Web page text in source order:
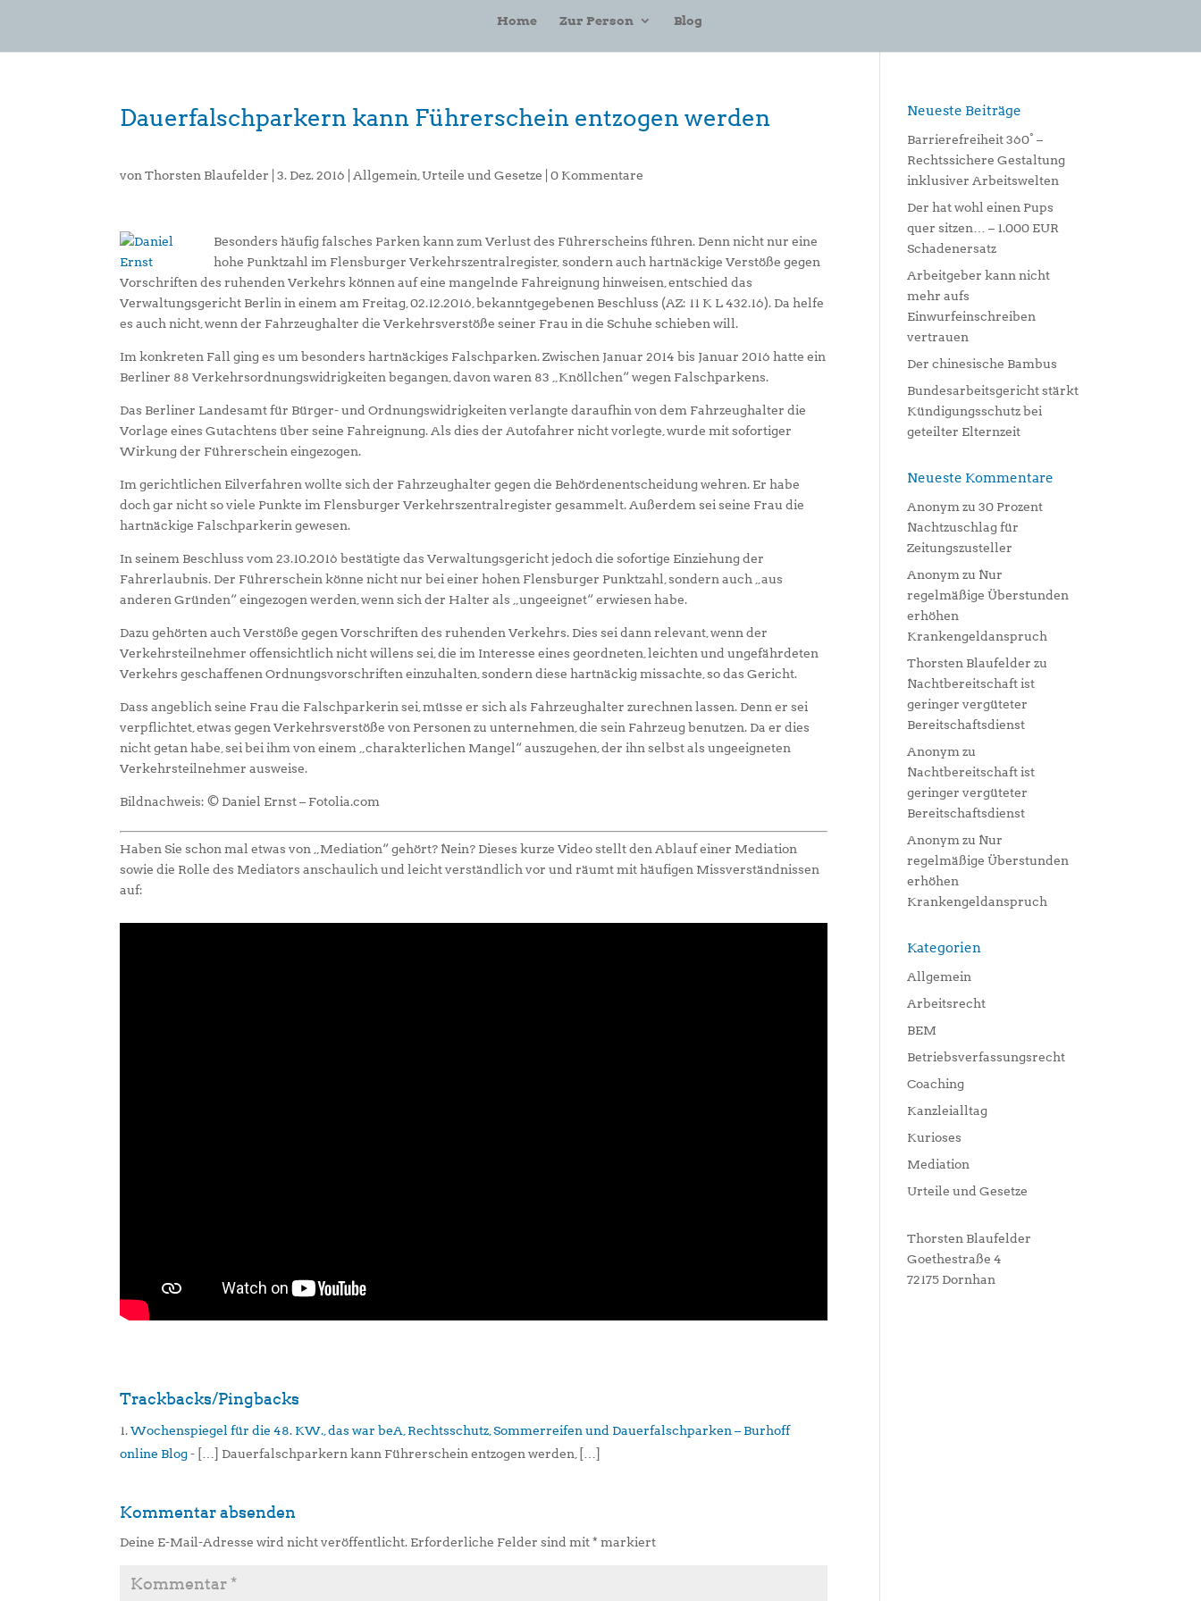
Home Zur Person Blog
Dauerfalschparkern kann Führerschein entzogen werden
vonThorsten Blaufelder |3. Dez. 2016 Allgemein ,Urteile und Gesetze |0 Kommentare
Besonders häufig falsches Parken kann zum Verlust des Führerscheins führen. Denn nicht nur eine
hohe Punktzahl im Flensburger Verkehrszentralregister, sondern auch hartnäckige Verstöße gegen
Vorschriften des ruhenden Verkehrs können auf eine mangelnde Fahreignung hinweisen, entschied das
Verwaltungsgericht Berlin in einem am Freitag, 02.12.2016, bekanntgegebenen Beschluss (AZ: 11 K L 432.16). Da helfe
es auch nicht, wenn der Fahrzeughalter die Verkehrsverstöße seiner Frau in die Schuhe schieben will.
Im konkreten Fall ging es um besonders hartnäckiges Falschparken. Zwischen Januar 2014 bis Januar 2016 hatte ein
Berliner 88 Verkehrsordnungswidrigkeiten begangen, davon waren 83 „Knöllchen“ wegen Falschparkens.
Das Berliner Landesamt für Bürger- und Ordnungswidrigkeiten verlangte daraufhin von dem Fahrzeughalter die
Vorlage eines Gutachtens über seine Fahreignung. Als dies der Autofahrer nicht vorlegte, wurde mit sofortiger
Wirkung der Führerschein eingezogen.
Im gerichtlichen Eilverfahren wollte sich der Fahrzeughalter gegen die Behördenentscheidung wehren. Er habe
doch gar nicht so viele Punkte im Flensburger Verkehrszentralregister gesammelt. Außerdem sei seine Frau die
hartnäckige Falschparkerin gewesen.
In seinem Beschluss vom 23.10.2016 bestätigte das Verwaltungsgericht jedoch die sofortige Einziehung der
Fahrerlaubnis. Der Führerschein könne nicht nur bei einer hohen Flensburger Punktzahl, sondern auch „aus
anderen Gründen“ eingezogen werden, wenn sich der Halter als „ungeeignet“ erwiesen habe.
Dazu gehörten auch Verstöße gegen Vorschriften des ruhenden Verkehrs. Dies sei dann relevant, wenn der
Verkehrsteilnehmer offensichtlich nicht willens sei, die im Interesse eines geordneten, leichten und ungefährdeten
Verkehrs geschaffenen Ordnungsvorschriften einzuhalten, sondern diese hartnäckig missachte, so das Gericht.
Dass angeblich seine Frau die Falschparkerin sei, müsse er sich als Fahrzeughalter zurechnen lassen. Denn er sei
verpflichtet, etwas gegen Verkehrsverstöße von Personen zu unternehmen, die sein Fahrzeug benutzen. Da er dies
nicht getan habe, sei bei ihm von einem „charakterlichen Mangel“ auszugehen, der ihn selbst als ungeeigneten
Verkehrsteilnehmer ausweise.
Bildnachweis: © Daniel Ernst – Fotolia.com
Haben Sie schon mal etwas von „Mediation“ gehört? Nein? Dieses kurze Video stellt den Ablauf einer Mediation
sowie die Rolle des Mediators anschaulich und leicht verständlich vor und räumt mit häufigen Missverständnissen
auf:
Trackbacks/Pingbacks
Wochenspiegel für die 48. KW., das war beA, Rechtsschutz, Sommerreifen und Dauerfalschparken – Burhoff
online Blog- […] Dauerfalschparkern kann Führerschein entzogen werden, […]
Kommentar absenden
Deine E-Mail-Adresse wird nicht veröffentlicht. Erforderliche Felder sind mit* markiert
Neueste Beiträge
Barrierefreiheit 360° –
Rechtssichere Gestaltung
inklusiver Arbeitswelten
Der hat wohl einen Pups
quer sitzen… – 1.000 EUR
Schadenersatz
Arbeitgeber kann nicht
mehr aufs
Einwurfeinschreiben
vertrauen
Der chinesische Bambus
Bundesarbeitsgericht stärkt
Kündigungsschutz bei
geteilter Elternzeit
Neueste Kommentare
Anonym zu30 Prozent
Nachtzuschlag für
Zeitungszusteller
Anonym zu Nur
regelmäßige Überstunden
erhöhen
Krankengeldanspruch
Thorsten Blaufelder zu
Nachtbereitschaft ist
geringer vergüteter
Bereitschaftsdienst
Anonym zu
Nachtbereitschaft ist
geringer vergüteter
Bereitschaftsdienst
Anonym zu Nur
regelmäßige Überstunden
erhöhen
Krankengeldanspruch
Kategorien
Allgemein
Arbeitsrecht
BEM
Betriebsverfassungsrecht
Coaching
Kanzleialltag
Kurioses
Mediation
Urteile und Gesetze
Thorsten Blaufelder
Goethestraße 4
72175 Dornhan